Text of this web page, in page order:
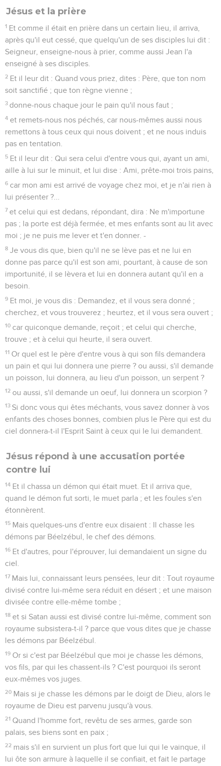
Jésus et la prière
1 Et comme il était en prière dans un certain lieu, il arriva,
après qu'il eut cessé, que quelqu'un de ses disciples lui dit :
Seigneur, enseigne-nous à prier, comme aussi Jean l'a
enseigné à ses disciples.
2 Et il leur dit : Quand vous priez, dites : Père, que ton nom
soit sanctifié ; que ton règne vienne ;
3 donne-nous chaque jour le pain qu'il nous faut ;
4 et remets-nous nos péchés, car nous-mêmes aussi nous
remettons à tous ceux qui nous doivent ; et ne nous induis
pas en tentation.
5 Et il leur dit : Qui sera celui d'entre vous qui, ayant un ami,
aille à lui sur le minuit, et lui dise : Ami, prête-moi trois pains,
6 car mon ami est arrivé de voyage chez moi, et je n'ai rien à
lui présenter ?...
7 et celui qui est dedans, répondant, dira : Ne m'importune
pas ; la porte est déjà fermée, et mes enfants sont au lit avec
moi ; je ne puis me lever et t'en donner. -
8 Je vous dis que, bien qu'il ne se lève pas et ne lui en
donne pas parce qu'il est son ami, pourtant, à cause de son
importunité, il se lèvera et lui en donnera autant qu'il en a
besoin.
9 Et moi, je vous dis : Demandez, et il vous sera donné ;
cherchez, et vous trouverez ; heurtez, et il vous sera ouvert ;
10 car quiconque demande, reçoit ; et celui qui cherche,
trouve ; et à celui qui heurte, il sera ouvert.
11 Or quel est le père d'entre vous à qui son fils demandera
un pain et qui lui donnera une pierre ? ou aussi, s'il demande
un poisson, lui donnera, au lieu d'un poisson, un serpent ?
12 ou aussi, s'il demande un oeuf, lui donnera un scorpion ?
13 Si donc vous qui êtes méchants, vous savez donner à vos
enfants des choses bonnes, combien plus le Père qui est du
ciel donnera-t-il l'Esprit Saint à ceux qui le lui demandent.
Jésus répond à une accusation portée
contre lui
14 Et il chassa un démon qui était muet. Et il arriva que,
quand le démon fut sorti, le muet parla ; et les foules s'en
étonnèrent.
15 Mais quelques-uns d'entre eux disaient : Il chasse les
démons par Béelzébul, le chef des démons.
16 Et d'autres, pour l'éprouver, lui demandaient un signe du
ciel.
17 Mais lui, connaissant leurs pensées, leur dit : Tout royaume
divisé contre lui-même sera réduit en désert ; et une maison
divisée contre elle-même tombe ;
18 et si Satan aussi est divisé contre lui-même, comment son
royaume subsistera-t-il ? parce que vous dites que je chasse
les démons par Béelzébul.
19 Or si c'est par Béelzébul que moi je chasse les démons,
vos fils, par qui les chassent-ils ? C'est pourquoi ils seront
eux-mêmes vos juges.
20 Mais si je chasse les démons par le doigt de Dieu, alors le
royaume de Dieu est parvenu jusqu'à vous.
21 Quand l'homme fort, revêtu de ses armes, garde son
palais, ses biens sont en paix ;
22 mais s'il en survient un plus fort que lui qui le vainque, il
lui ôte son armure à laquelle il se confiait, et fait le partage